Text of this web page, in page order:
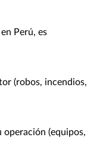
Perú, es
(robos, incendios,
operación (equipos,